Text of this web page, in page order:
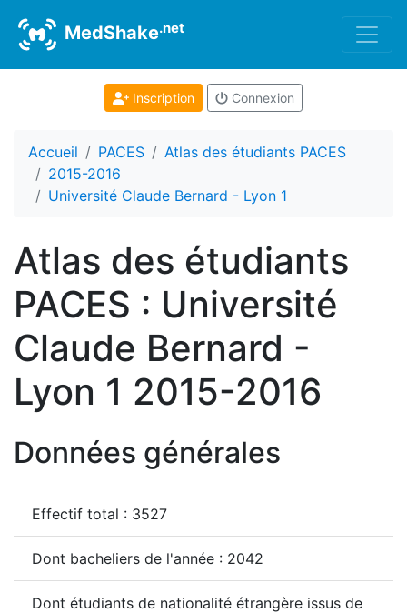
MedShake.net
Inscription Connexion
Accueil PACES
Atlas des étudiants PACES
2015-2016
Université Claude Bernard - Lyon 1
Atlas des étudiants
PACES : Université
Claude Bernard -
Lyon 1 2015-2016
Données générales
Effectif total : 3527
Dont bacheliers de l'année : 2042
Dont étudiants de nationalité étrangère issus de